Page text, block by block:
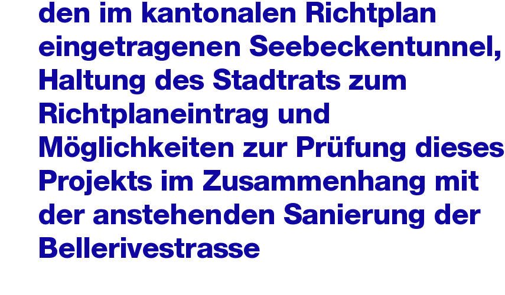
den im kantonalen Richtplan
eingetragenen Seebeckentunnel,
Haltung des Stadtrats zum
Richtplaneintrag und
Möglichkeiten zur Prüfung dieses
Projekts im Zusammenhang mit
der anstehenden Sanierung der
Bellerivestrasse